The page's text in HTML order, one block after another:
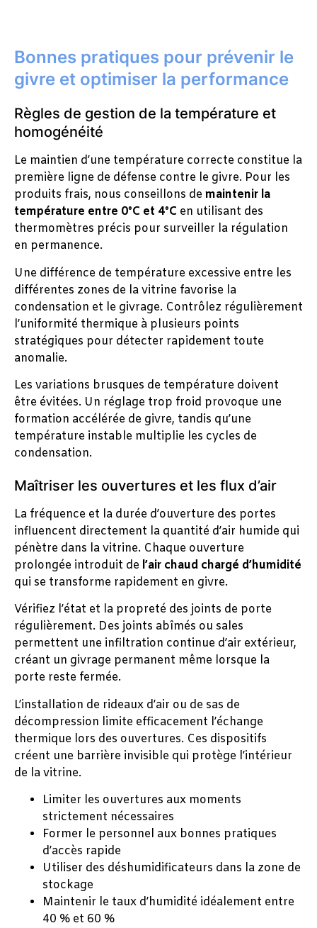
Bonnes pratiques pour prévenir le
givre et optimiser la performance
Règles de gestion de la température et
homogénéité
Le maintien d’une température correcte constitue la
première ligne de défense contre le givre. Pour les
produits frais, nous conseillons demaintenir la
température entre 0°C et 4°C en utilisant des
thermomètres précis pour surveiller la régulation
en permanence.
Une différence de température excessive entre les
différentes zones de la vitrine favorise la
condensation et le givrage. Contrôlez régulièrement
l’uniformité thermique à plusieurs points
stratégiques pour détecter rapidement toute
anomalie.
Les variations brusques de température doivent
être évitées. Un réglage trop froid provoque une
formation accélérée de givre, tandis qu’une
température instable multiplie les cycles de
condensation.
Maîtriser les ouvertures et les flux d’air
La fréquence et la durée d’ouverture des portes
influencent directement la quantité d’air humide qui
pénètre dans la vitrine. Chaque ouverture
prolongée introduit de l’air chaud chargé d’humidité
qui se transforme rapidement en givre.
Vérifiez l’état et la propreté des joints de porte
régulièrement. Des joints abîmés ou sales
permettent une infiltration continue d’air extérieur,
créant un givrage permanent même lorsque la
porte reste fermée.
L’installation de rideaux d’air ou de sas de
décompression limite efficacement l’échange
thermique lors des ouvertures. Ces dispositifs
créent une barrière invisible qui protège l’intérieur
de la vitrine.
Limiter les ouvertures aux moments
strictement nécessaires
Former le personnel aux bonnes pratiques
d’accès rapide
Utiliser des déshumidificateurs dans la zone de
stockage
Maintenir le taux d’humidité idéalement entre
40 % et 60 %